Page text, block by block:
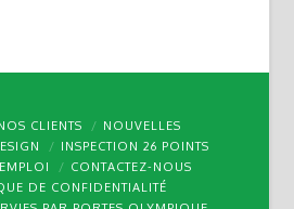
CLIENTS
NOUVELLES
INSPECTION 26 POINTS
CONTACTEZ-NOUS
DE CONFIDENTIALITÉ